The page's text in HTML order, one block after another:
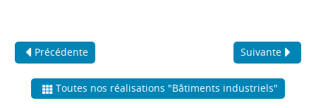
Précédente
Toutes nos réalisations "Bâtiments industriels"
Suivante